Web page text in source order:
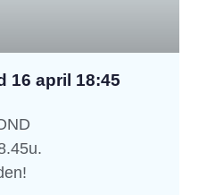
16 april 18:45